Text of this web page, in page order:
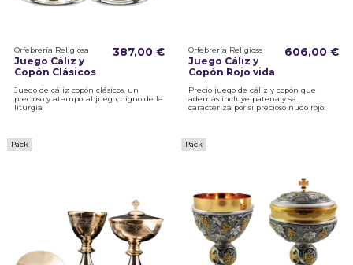
Orfebrería Religiosa
Juego Cáliz y
Copón Clásicos
387,00 €
Juego de cáliz copón clásicos, un
precioso y atemporal juego, digno de la
liturgia
Orfebrería Religiosa
Juego Cáliz y
Copón Rojo vida
606,00 €
Precio juego de cáliz y copón que
además incluye patena y se
caracteriza por si precioso nudo rojo.
Pack Pack